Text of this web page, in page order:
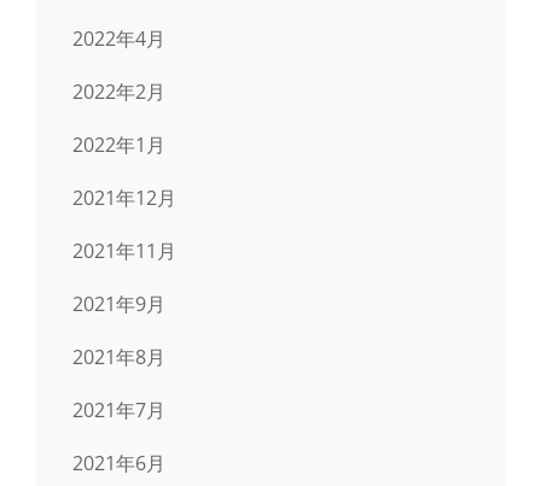
2022年4月
2022年2月
2022年1月
2021年12月
2021年11月
2021年9月
2021年8月
2021年7月
2021年6月